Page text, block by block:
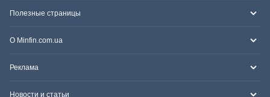
Полезные страницы
О Minfin.com.ua
Реклама
Новости и статьи